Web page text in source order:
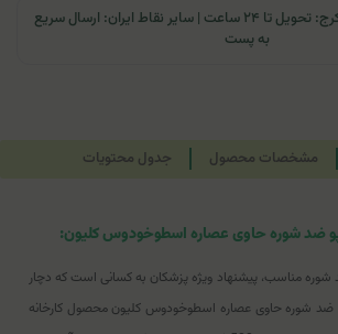
ارسال سریع | تهران و کرج: تحویل تا ۲۴ ساعت | سایر نقاط ایران: ارسال سریع
به پست
مشخصات محصول جدول محتویات
ضد شوره حاوی عصاره اسطوخودوس کلیون:
شوره مناسب، پیشنهاد ویژه پزشکان به کسانی است که دچار
شوره حاوی عصاره اسطوخودوس کلیون محصول کارخانه